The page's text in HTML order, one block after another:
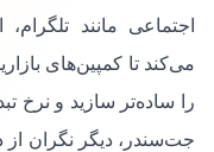
اجتماعی مانند
می‌کند تا کمپین‌های
جت‌سندر، دیگر نگران